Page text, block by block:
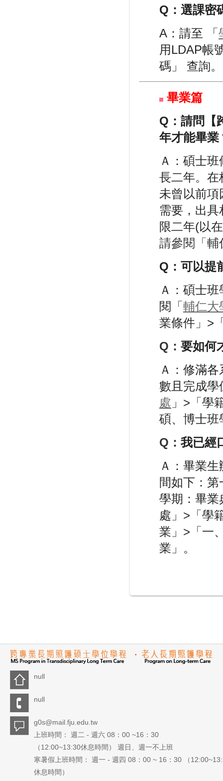
Q： 選課密
A：請至 「
用LDAP帳
碼」 查詢。
畢業篇
Q： 請問【
年才能畢
Ａ：碩士
長二年。在
未曾以前
需要，出
限二年(以
請參閱「輔
Q： 可以提
Ａ：碩士
閱「 輔仁大
業條件」>
Q： 要如何
Ａ：修滿
數且完成學
處 」>「學
碩、博士班
Q： 我已經
Ａ：畢業
間如下：
學期：畢業
處」>「學
業」>「一
業」。
null
null
g0s@mail.fju.edu.tw
上班時間： 週二 - 週六 08：00 ~16：30
（12:00~13:30休息時間） 週日、週一不上班
寒暑假上班時間： 週一 - 週四 08：00 ~ 16：30 （
休息時間）